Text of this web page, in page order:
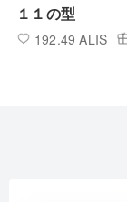
１１の型
192.49 ALIS